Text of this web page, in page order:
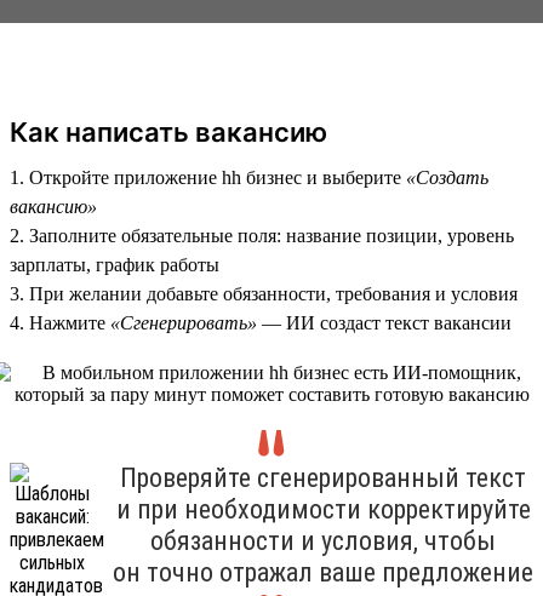
Как написать вакансию
1. Откройте приложение hh бизнес и выберите «Создать
вакансию»
2. Заполните обязательные поля: название позиции, уровень
зарплаты, график работы
3. При желании добавьте обязанности, требования и условия
4. Нажмите «Сгенерировать» — ИИ создаст текст вакансии
Проверяйте сгенерированный текст
и при необходимости корректируйте
обязанности и условия, чтобы
он точно отражал ваше предложение